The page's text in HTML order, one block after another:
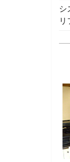
シ
リ